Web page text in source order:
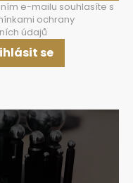
e-mailu souhlasíte s
ochrany
údajů
se